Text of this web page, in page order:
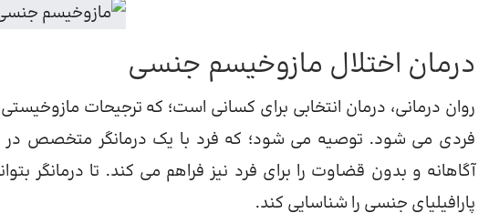
درمان اختلال مازوخیسم جنسی
روان درمانی، درمان انتخابی برای کسانی است؛ که ترجیحات مازوخیستی
فردی می شود. توصیه می شود؛ که فرد با یک درمانگر متخصص در
آگاهانه و بدون قضاوت را برای فرد نیز فراهم می کند. تا درمانگر
پارافیلیای جنسی را شناسایی کند.